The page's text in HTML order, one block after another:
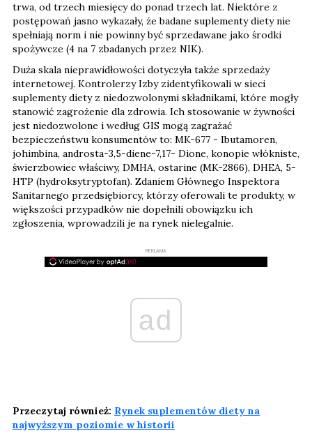
trwa, od trzech miesięcy do ponad trzech lat. Niektóre z
postępowań jasno wykazały, że badane suplementy diety nie
spełniają norm i nie powinny być sprzedawane jako środki
spożywcze (4 na 7 zbadanych przez NIK).
Duża skala nieprawidłowości dotyczyła także sprzedaży
internetowej. Kontrolerzy Izby zidentyfikowali w sieci
suplementy diety z niedozwolonymi składnikami, które mogły
stanowić zagrożenie dla zdrowia. Ich stosowanie w żywności
jest niedozwolone i według GIS mogą zagrażać
bezpieczeństwu konsumentów to: MK-677 - Ibutamoren,
johimbina, androsta-3,5-diene-7,17- Dione, konopie włókniste,
świerzbowiec właściwy, DMHA, ostarine (MK-2866), DHEA, 5-
HTP (hydroksytryptofan). Zdaniem Głównego Inspektora
Sanitarnego przedsiębiorcy, którzy oferowali te produkty, w
większości przypadków nie dopełnili obowiązku ich
zgłoszenia, wprowadzili je na rynek nielegalnie.
REKLAMA
ad
Przeczytaj również: Rynek suplementów diety na
najwyższym poziomie w historii